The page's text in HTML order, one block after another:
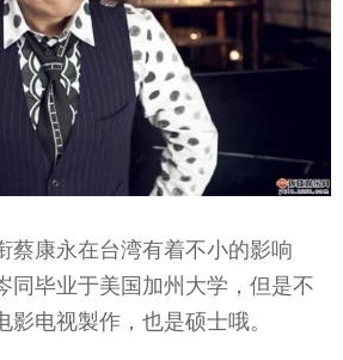
蔡康永在台湾有着不小的影响
同毕业于美国加州大学，但是不
影电视製作，也是硕士哦。